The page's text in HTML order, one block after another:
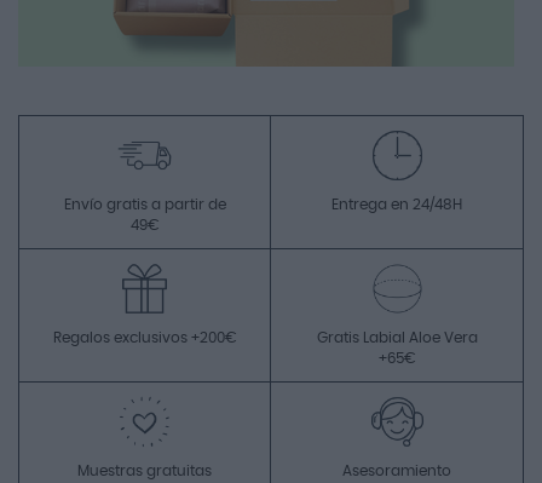
Envío gratis a partir de
49€
Entrega en 24/48H
Regalos exclusivos +200€
Gratis Labial Aloe Vera
+65€
Muestras gratuitas
Asesoramiento